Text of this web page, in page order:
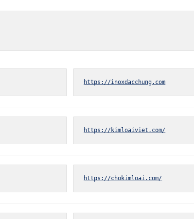
https://inoxdacchung.com
https://kimloaiviet.com/
https://chokimloai.com/